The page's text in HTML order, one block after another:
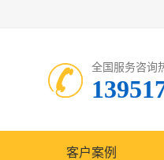
全国服务咨询
客户案例